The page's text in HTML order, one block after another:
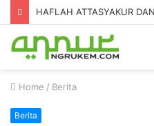
Home / Berita
Berita